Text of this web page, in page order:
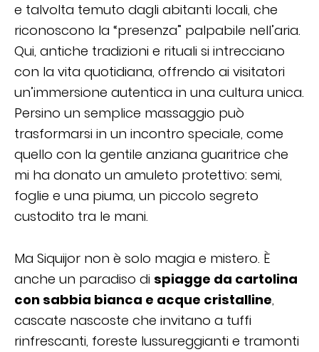
e talvolta temuto dagli abitanti locali, che
riconoscono la “presenza” palpabile nell’aria.
Qui, antiche tradizioni e rituali si intrecciano
con la vita quotidiana, offrendo ai visitatori
un’immersione autentica in una cultura unica.
Persino un semplice massaggio può
trasformarsi in un incontro speciale, come
quello con la gentile anziana guaritrice che
mi ha donato un amuleto protettivo: semi,
foglie e una piuma, un piccolo segreto
custodito tra le mani.
Ma Siquijor non è solo magia e mistero. È
anche un paradiso di spiagge da cartolina
con sabbia bianca e acque cristalline,
cascate nascoste che invitano a tuffi
rinfrescanti, foreste lussureggianti e tramonti